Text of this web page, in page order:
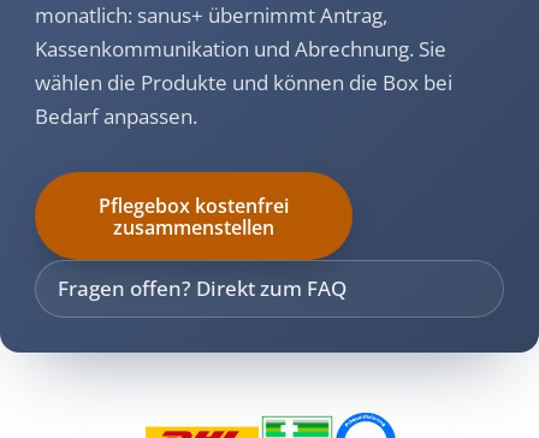
monatlich: sanus+ übernimmt Antrag,
Kassenkommunikation und Abrechnung. Sie
wählen die Produkte und können die Box bei
Bedarf anpassen.
Pflegebox kostenfrei
zusammenstellen
Fragen offen? Direkt zum FAQ